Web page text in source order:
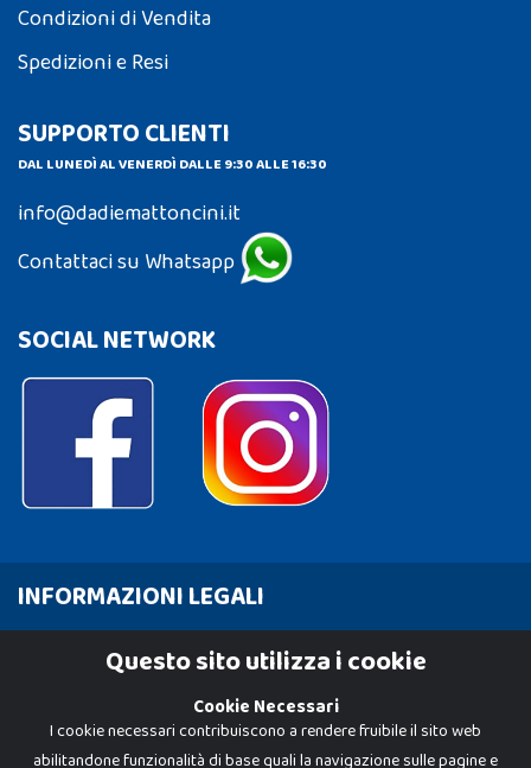
Condizioni di Vendita
Spedizioni e Resi
SUPPORTO CLIENTI
DAL LUNEDÌ AL VENERDÌ DALLE 9:30 ALLE 16:30
info@dadiemattoncini.it
Contattaci su Whatsapp
SOCIAL NETWORK
INFORMAZIONI LEGALI
Cookie PolicyQuesto sito utilizza i cookie
Cookie Necessari
I cookie necessari contribuiscono a rendere fruibile il sito web
abilitandone funzionalità di base quali la navigazione sulle pagine e